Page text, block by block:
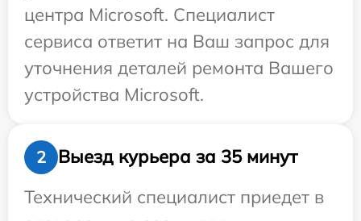
центра Microsoft. Специалист
сервиса ответит на Ваш запрос для
уточнения деталей ремонта Вашего
устройства Microsoft.
2
Выезд курьера за 35 минут
Технический специалист приедет в